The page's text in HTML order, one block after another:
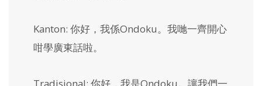
Kanton: 你好，我係Ondoku。我哋一齊開心
咁學廣東話啦。